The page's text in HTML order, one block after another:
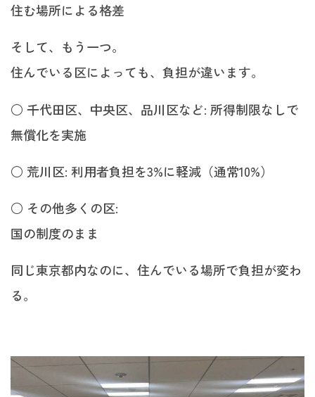
住む場所による格差
そして、もう一つ。
住んでいる区によっても、負担が違います。
○ 千代田区、中央区、品川区など: 所得制限なしで
無償化を実施
○ 荒川区: 利用者負担を3%に軽減（通常10%）
○ その他多くの区:
国の制度のまま
同じ東京都内なのに、住んでいる場所で負担が変わ
る。